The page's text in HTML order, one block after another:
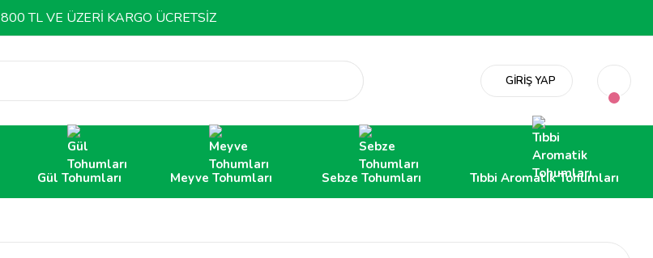
800 TL VE ÜZERİ KARGO ÜCRETSİZ
GİRİŞ YAP
Gül Tohumları Meyve Tohumları Sebze Tohumları Tıbbi Aromatik Tohumları